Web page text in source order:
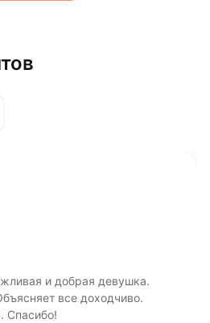
и добрая девушка.
все доходчиво.
Спасибо!